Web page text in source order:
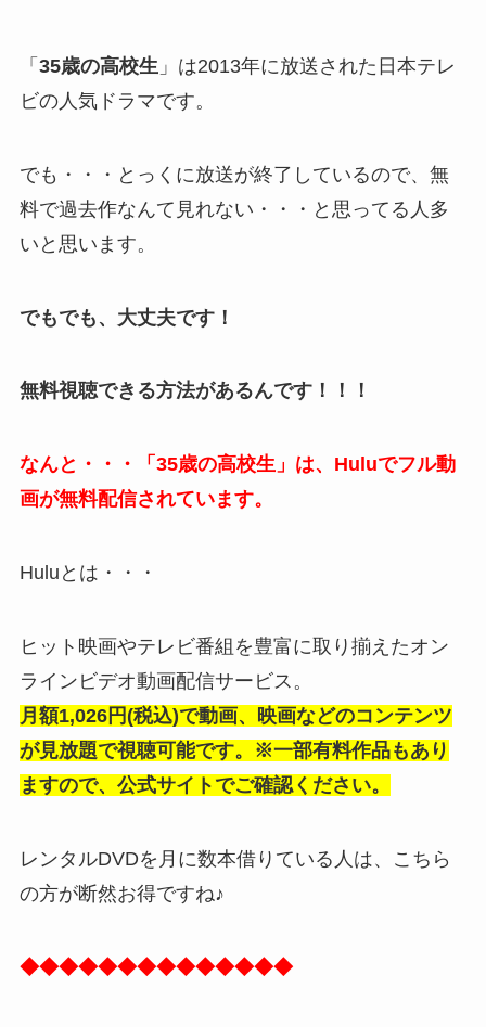
「 35歳の高校生 」は2013年に放送された日本テレ
ビの人気ドラマです。
でも・・・とっくに放送が終了しているので、無
料で過去作なんて見れない・・・と思ってる人多
いと思います。
でもでも、大丈夫です！
無料視聴できる方法があるんです！！！
なんと・・・「35歳の高校生」は、Huluでフル動
画が無料配信されています。
Huluとは・・・
ヒット映画やテレビ番組を豊富に取り揃えたオン
ラインビデオ動画配信サービス。
月額1,026円(税込)で動画、映画などのコンテンツ
が見放題で視聴可能です。※一部有料作品もあり
ますので、公式サイトでご確認ください。
レンタルDVDを月に数本借りている人は、こちら
の方が断然お得ですね♪
◆◆◆◆◆◆◆◆◆◆◆◆◆◆